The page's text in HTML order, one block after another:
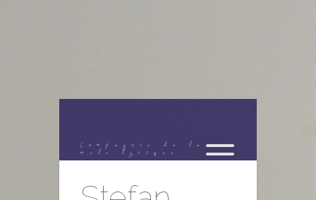
Compagnie de la
mule lyrique